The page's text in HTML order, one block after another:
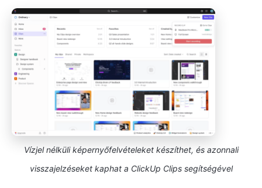
Vízjel nélküli képernyőfelvételeket készíthet, és azonnali
visszajelzéseket kaphat a ClickUp Clips segítségével